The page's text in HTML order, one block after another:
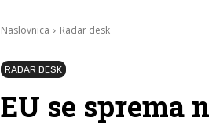
Naslovnica Radar desk
RADAR DESK
EU se sprema